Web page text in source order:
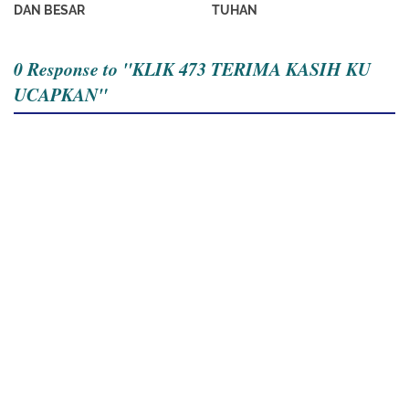
DAN BESAR
TUHAN
0 Response to "KLIK 473 TERIMA KASIH KU
UCAPKAN"